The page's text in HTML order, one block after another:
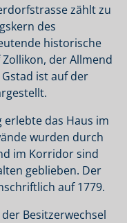
zählt zu
des
historische
der Allmend
ist auf der
das Haus im
wurden durch
im Korridor sind
geblieben. Der
auf 1779.
Besitzerwechsel